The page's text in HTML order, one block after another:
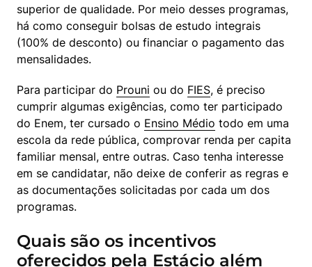
superior de qualidade. Por meio desses programas,
há como conseguir bolsas de estudo integrais
(100% de desconto) ou financiar o pagamento das
mensalidades.
Para participar do Prouni ou do FIES, é preciso
cumprir algumas exigências, como ter participado
do Enem, ter cursado o Ensino Médio todo em uma
escola da rede pública, comprovar renda per capita
familiar mensal, entre outras. Caso tenha interesse
em se candidatar, não deixe de conferir as regras e
as documentações solicitadas por cada um dos
programas.
Quais são os incentivos
oferecidos pela Estácio além